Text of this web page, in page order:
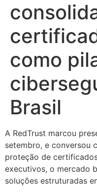
como
Brasil
A RedTrust marcou
setembro, e conversou
proteção de
executivos, o mercado
soluções estruturadas